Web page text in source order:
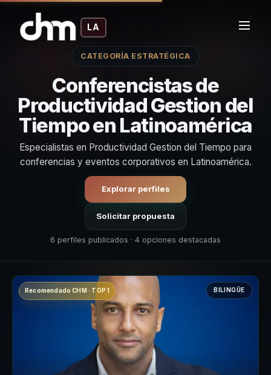
LA
CATEGORÍA ESTRATÉGICA
Conferencistas de
Productividad Gestion del
Tiempo en Latinoamérica
Especialistas en Productividad Gestion del Tiempo para
conferencias y eventos corporativos en Latinoamérica.
Explorar perfiles
Solicitar propuesta
6 perfiles publicados · 4 opciones destacadas
Recomendado CHM · TOP 1 BILINGÜE